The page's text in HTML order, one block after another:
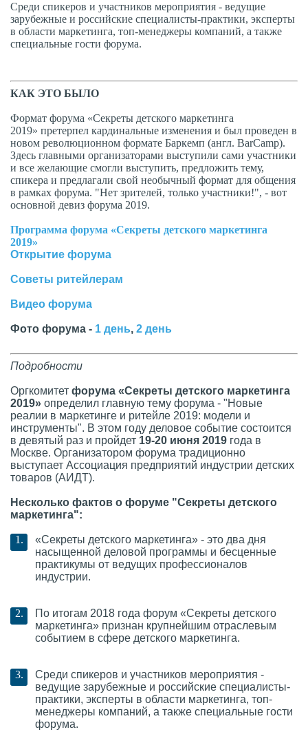
Среди спикеров и участников мероприятия - ведущие
зарубежные и российские специалисты-практики, эксперты
в области маркетинга, топ-менеджеры компаний, а также
специальные гости форума.
КАК ЭТО БЫЛО
Формат форума «Секреты детского маркетинга
2019» претерпел кардинальные изменения и был проведен в
новом революционном формате Баркемп (англ. BarCamp).
Здесь главными организаторами выступили сами участники
и все желающие смогли выступить, предложить тему,
спикера и предлагали свой необычный формат для общения
в рамках форума. "Нет зрителей, только участники!", - вот
основной девиз форума 2019.
Программа форума «Секреты детского маркетинга
2019»
Открытие форума
Советы ритейлерам
Видео форума
Фото форума - 1 день, 2 день
Подробности
Оргкомитет форума «Секреты детского маркетинга
2019» определил главную тему форума - "Новые
реалии в маркетинге и ритейле 2019: модели и
инструменты". В этом году деловое событие состоится
в девятый раз и пройдет 19-20 июня 2019 года в
Москве. Организатором форума традиционно
выступает Ассоциация предприятий индустрии детских
товаров (АИДТ).
Несколько фактов о форуме "Секреты детского
маркетинга":
«Секреты детского маркетинга» - это два дня
насыщенной деловой программы и бесценные
практикумы от ведущих профессионалов
индустрии.
По итогам 2018 года форум «Секреты детского
маркетинга» признан крупнейшим отраслевым
событием в сфере детского маркетинга.
Среди спикеров и участников мероприятия -
ведущие зарубежные и российские специалисты-
практики, эксперты в области маркетинга, топ-
менеджеры компаний, а также специальные гости
форума.